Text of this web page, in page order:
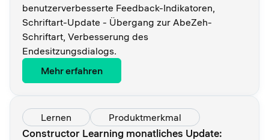
benutzerverbesserte Feedback-Indikatoren,
Schriftart-Update - Übergang zur AbeZeh-
Schriftart, Verbesserung des
Endesitzungsdialogs.
Mehr erfahren
Lernen Produktmerkmal
Constructor Learning monatliches Update: